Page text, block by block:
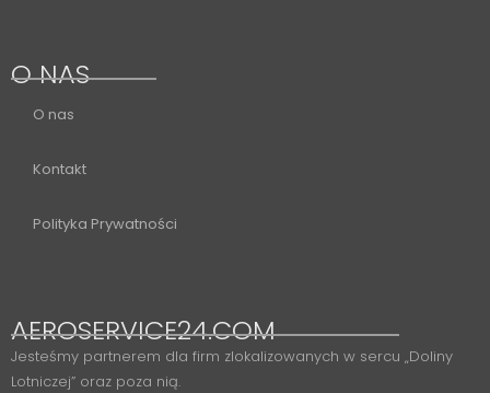
O NAS
O nas
Kontakt
Polityka Prywatności
AEROSERVICE24.COM
Jesteśmy partnerem dla firm zlokalizowanych w sercu „Doliny
Lotniczej” oraz poza nią.